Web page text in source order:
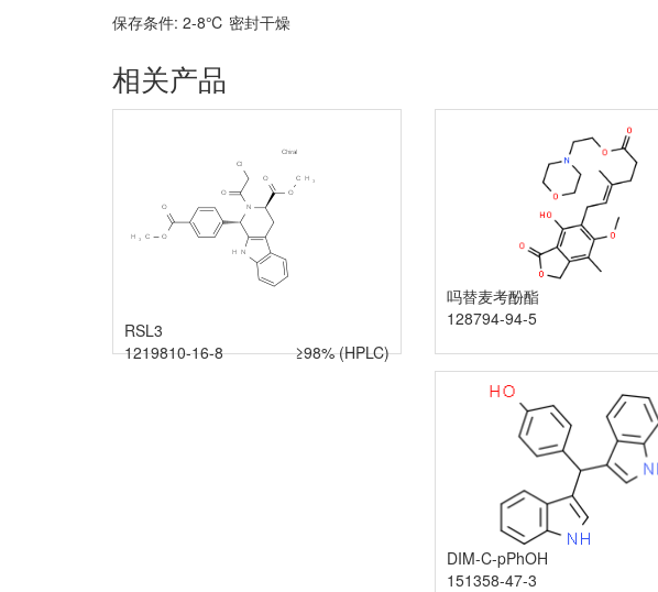
保存条件: 2-8℃ 密封干燥
相关产品
RSL3
≥98% (HPLC)
1219810-16-8
吗替麦考酚酯
128794-94-5
DIM-C-pPhOH
151358-47-3